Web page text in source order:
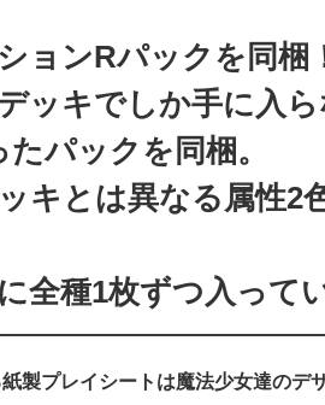
ョンRパックを同梱
ッキでしか手に入
パックを同梱。
キとは異なる属性2
全種1枚ずつ入っ
製プレイシートは魔法少女達のデ